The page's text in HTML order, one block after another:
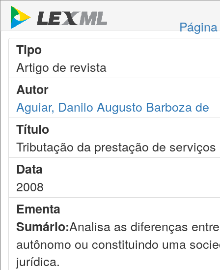
Tipo
Artigo de revista
Autor
Aguiar, Danilo Augusto Barboza de
Título
Tributação da prestação de
Data
2008
Ementa
Sumário:Analisa as diferenças
autônomo ou constituindo uma
jurídica.